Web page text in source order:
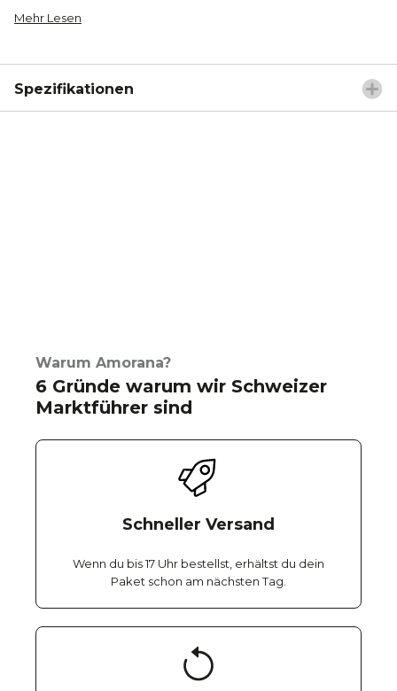
Mehr Lesen
Spezifikationen
Warum Amorana?
6 Gründe warum wir Schweizer
Marktführer sind
Schneller Versand
Wenn du bis 17 Uhr bestellst, erhältst du dein
Paket schon am nächsten Tag.